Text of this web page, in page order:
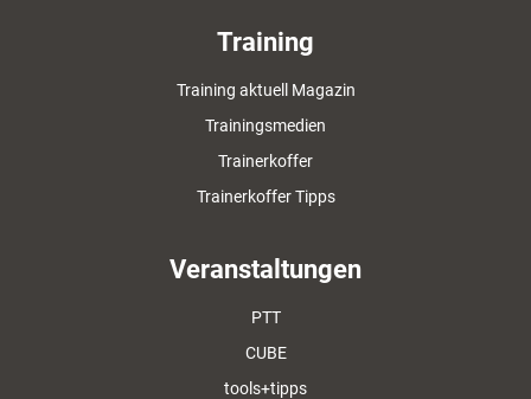
Training
Training aktuell Magazin
Trainingsmedien
Trainerkoffer
Trainerkoffer Tipps
Veranstaltungen
PTT
CUBE
tools+tipps